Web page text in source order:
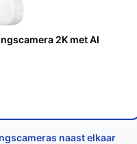
biedt
bewust
2K met AI
naast elkaar